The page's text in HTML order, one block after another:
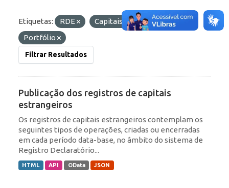
Etiquetas: RDE
Capitais Estrangeiros
Portfólio
Filtrar Resultados
Publicação dos registros de capitais
estrangeiros
Os registros de capitais estrangeiros contemplam os
seguintes tipos de operações, criadas ou encerradas
em cada período data-base, no âmbito do sistema de
Registro Declaratório...
HTML API OData JSON